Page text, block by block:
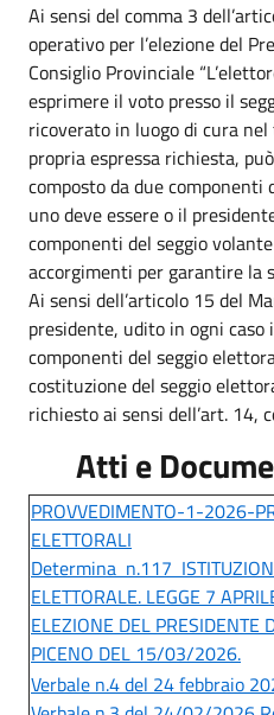
Ai sensi del comma 3
operativo per l’elezione del
Consiglio Provinciale
esprimere il voto presso il
ricoverato in luogo di cura
propria espressa richiesta,
composto da due componenti
uno deve essere o il
componenti del seggio
accorgimenti per garantire la
Ai sensi dell’articolo 15 del
presidente, udito in ogni
componenti del seggio
costituzione del seggio
richiesto ai sensi dell’art. 14,
Atti e
PROVVEDIMENTO-1-2026-
ELETTORALI
Determina n.117
ELETTORALE. LEGGE 7
ELEZIONE DEL PRESIDENTE
PICENO DEL 15/03/2026.
Verbale n.4 del 24 febbraio